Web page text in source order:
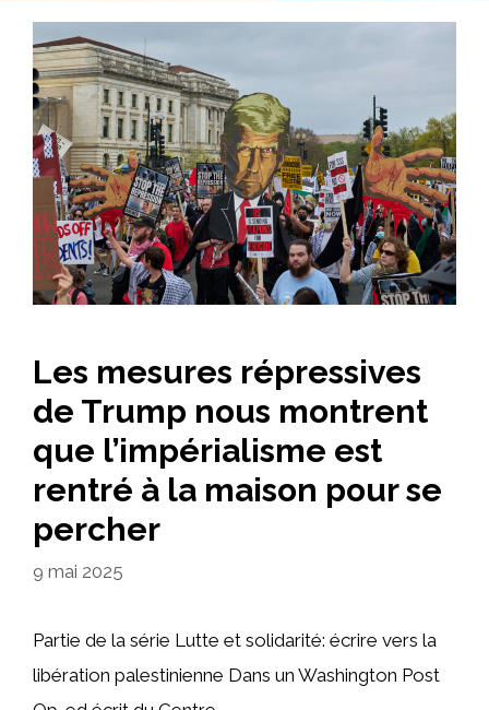
Les mesures répressives
de Trump nous montrent
que l’impérialisme est
rentré à la maison pour se
percher
9 mai 2025
Partie de la série Lutte et solidarité: écrire vers la
libération palestinienne Dans un Washington Post